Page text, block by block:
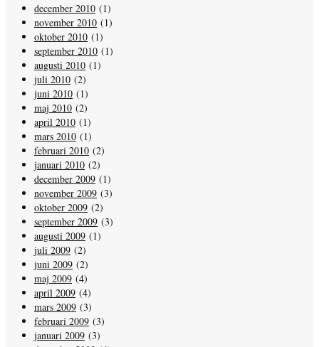
december 2010 (1)
november 2010 (1)
oktober 2010 (1)
september 2010 (1)
augusti 2010 (1)
juli 2010 (2)
juni 2010 (1)
maj 2010 (2)
april 2010 (1)
mars 2010 (1)
februari 2010 (2)
januari 2010 (2)
december 2009 (1)
november 2009 (3)
oktober 2009 (2)
september 2009 (3)
augusti 2009 (1)
juli 2009 (2)
juni 2009 (2)
maj 2009 (4)
april 2009 (4)
mars 2009 (3)
februari 2009 (3)
januari 2009 (3)